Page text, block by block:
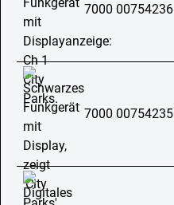
7000 00754236
7000 00754235